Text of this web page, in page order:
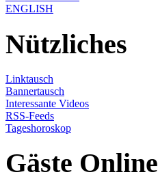
ENGLISH
Nützliches
Linktausch
Bannertausch
Interessante Videos
RSS-Feeds
Tageshoroskop
Gäste Online